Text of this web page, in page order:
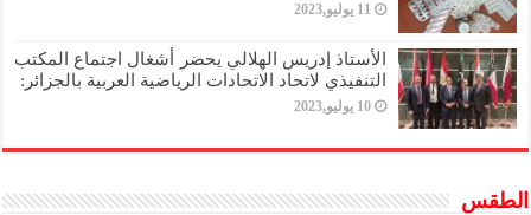
11 يوليو,2023
الأستاذ إدريس الهلالي يحضر أشغال اجتماع المكتب
التنفيذي لاتحاد الاتحادات الرياضية العربية بالجزائر:
10 يوليو,2023
الطقس